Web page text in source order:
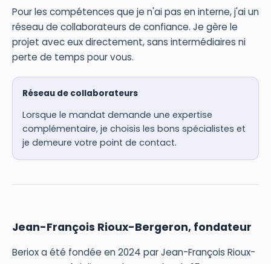
Pour les compétences que je n'ai pas en interne, j'ai un
réseau de collaborateurs de confiance. Je gère le
projet avec eux directement, sans intermédiaires ni
perte de temps pour vous.
Réseau de collaborateurs
Lorsque le mandat demande une expertise
complémentaire, je choisis les bons spécialistes et
je demeure votre point de contact.
Jean-François Rioux-Bergeron, fondateur
Beriox a été fondée en 2024 par Jean-François Rioux-